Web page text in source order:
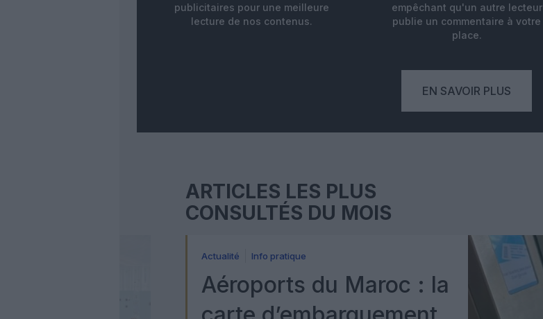
publicitaires pour une meilleure
lecture de nos contenus.
empêchant qu'un autre lecteur
publie un commentaire à votre
place.
EN SAVOIR PLUS
ARTICLES LES PLUS
CONSULTÉS DU MOIS
Actualité Info pratique
Aéroports du Maroc : la